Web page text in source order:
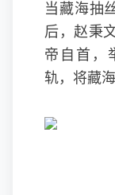
当藏海抽
后，赵秉
帝自首，
轨，将藏